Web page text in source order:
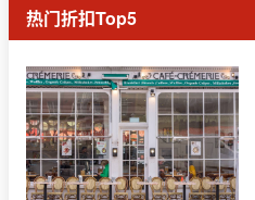
热门折扣Top5